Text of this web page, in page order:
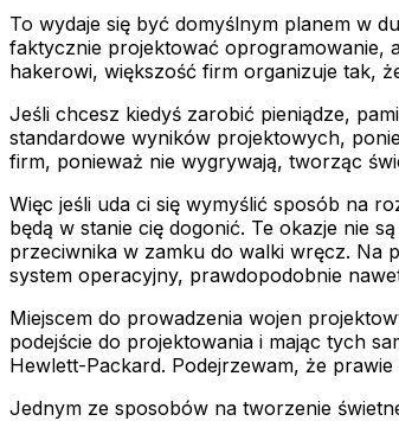
To wydaje się być domyślnym planem w
faktycznie projektować oprogramowanie,
hakerowi, większość firm organizuje tak,
Jeśli chcesz kiedyś zarobić pieniądze,
standardowe wyników projektowych,
firm, ponieważ nie wygrywają, tworząc
Więc jeśli uda ci się wymyślić sposób na
będą w stanie cię dogonić. Te okazje nie
przeciwnika w zamku do walki wręcz. Na
system operacyjny, prawdopodobnie
Miejscem do prowadzenia wojen
podejście do projektowania i mając tych
Hewlett-Packard. Podejrzewam, że
Jednym ze sposobów na tworzenie